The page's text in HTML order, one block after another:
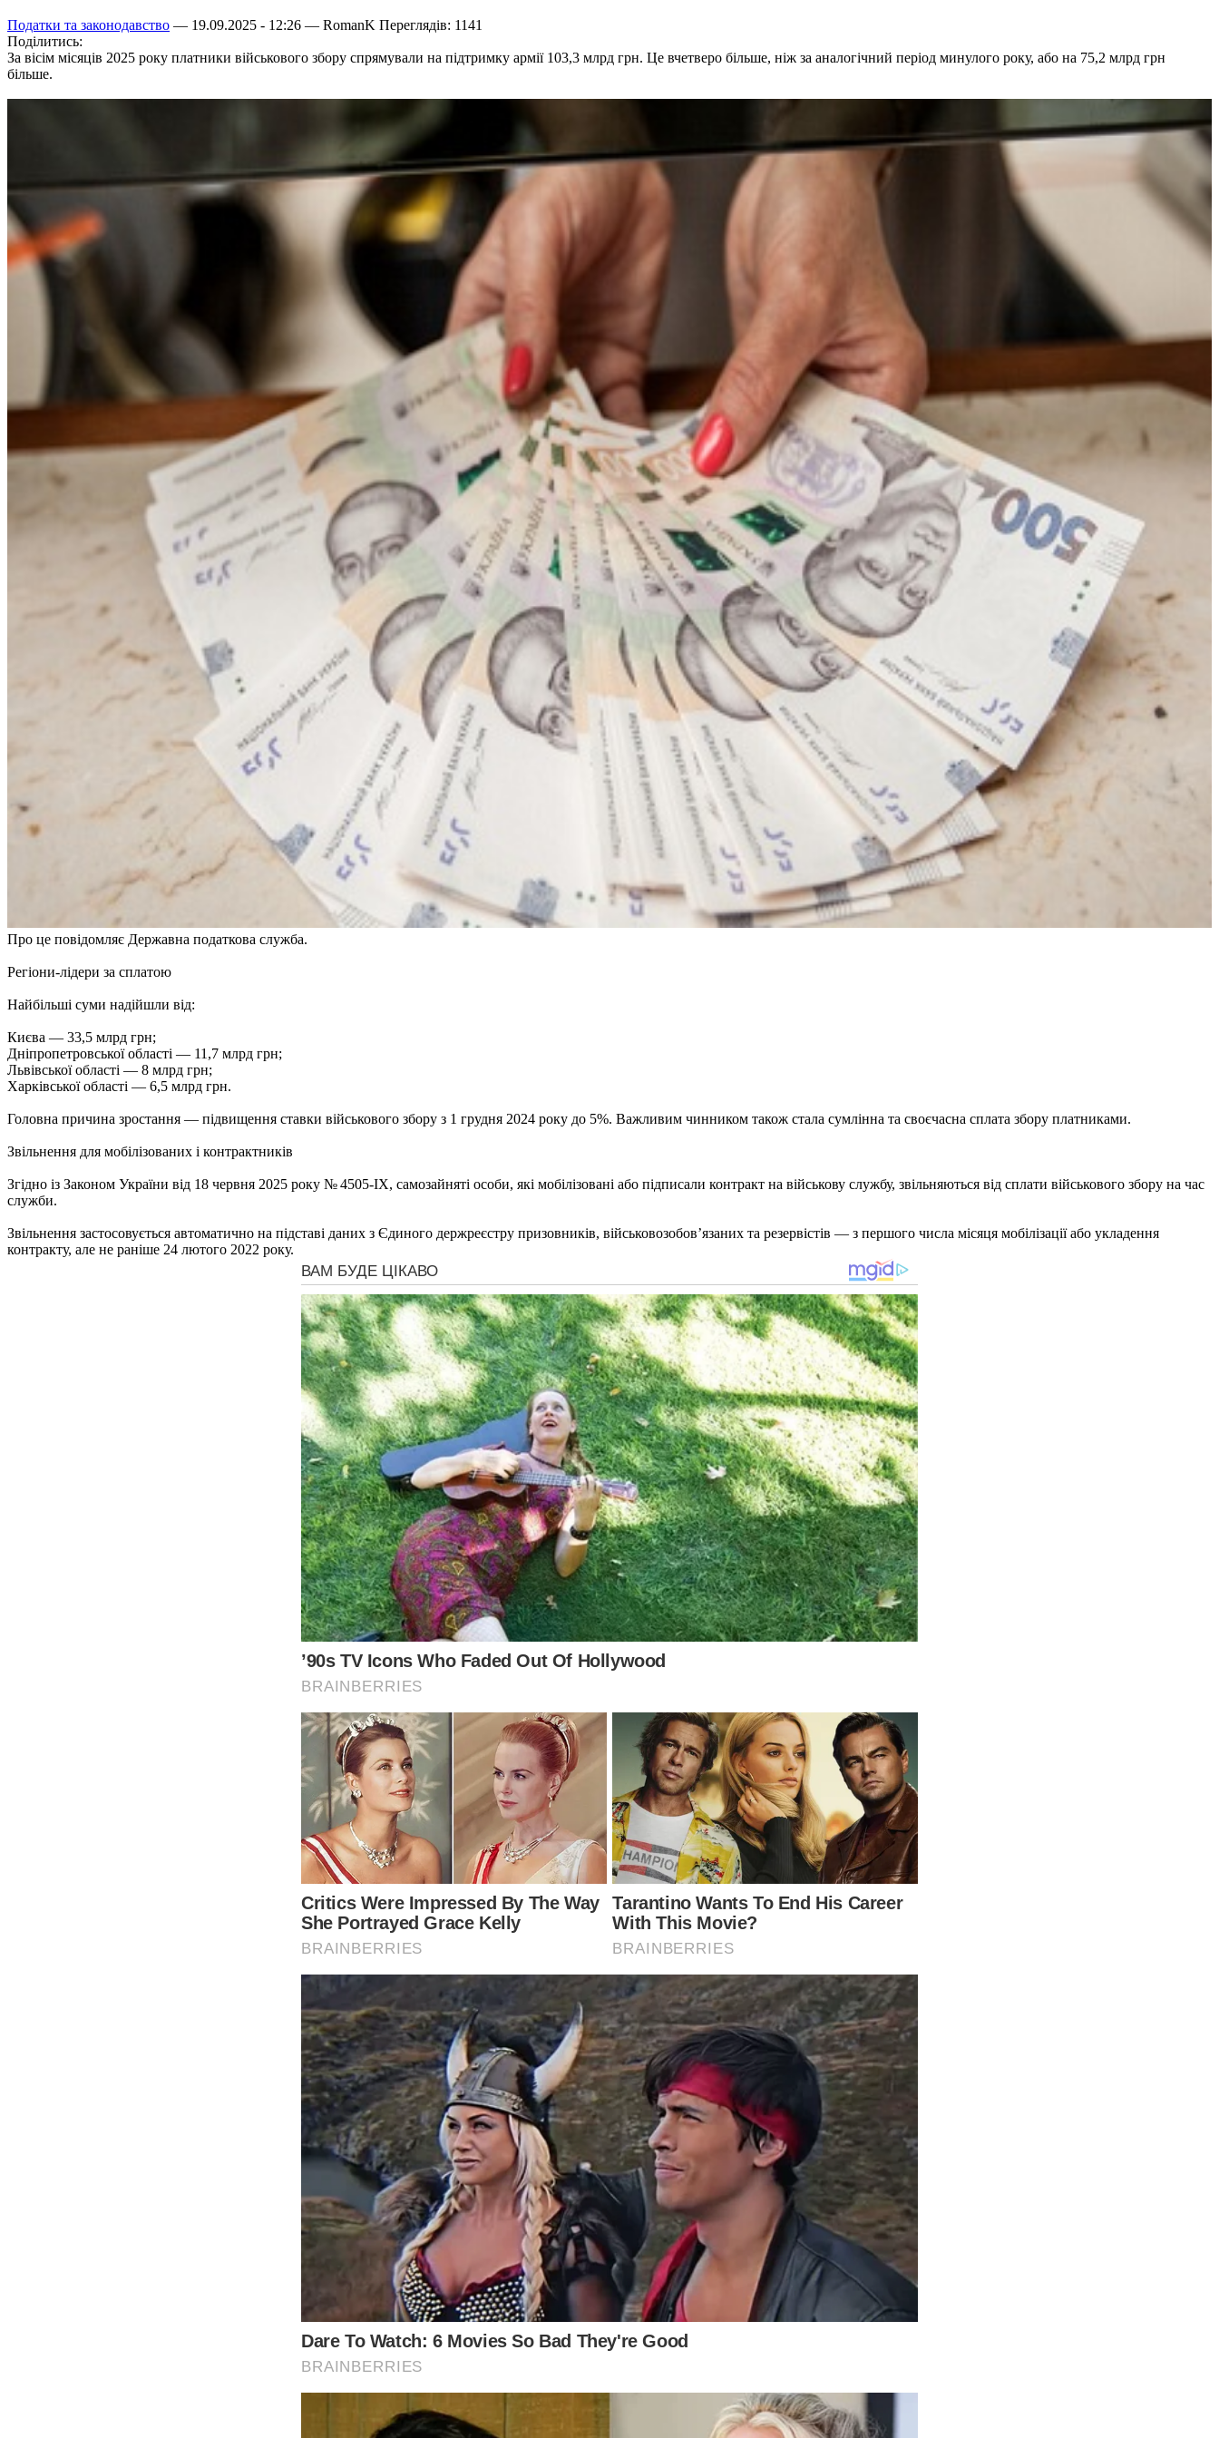
Податки та законодавство — 19.09.2025 - 12:26 — RomanK Переглядів: 1141
Поділитись:
За вісім місяців 2025 року платники військового збору спрямували на підтримку армії 103,3 млрд грн. Це вчетверо більше, ніж за аналогічний період минулого року, або на 75,2 млрд грн
більше.
Про це повідомляє Державна податкова служба.
Регіони-лідери за сплатою
Найбільші суми надійшли від:
Києва — 33,5 млрд грн;
Дніпропетровської області — 11,7 млрд грн;
Львівської області — 8 млрд грн;
Харківської області — 6,5 млрд грн.
Головна причина зростання — підвищення ставки військового збору з 1 грудня 2024 року до 5%. Важливим чинником також стала сумлінна та своєчасна сплата збору платниками.
Звільнення для мобілізованих і контрактників
Згідно із Законом України від 18 червня 2025 року № 4505-IX, самозайняті особи, які мобілізовані або підписали контракт на військову службу, звільняються від сплати військового збору на час
служби.
Звільнення застосовується автоматично на підставі даних з Єдиного держреєстру призовників, військовозобов’язаних та резервістів — з першого числа місяця мобілізації або укладення
контракту, але не раніше 24 лютого 2022 року.